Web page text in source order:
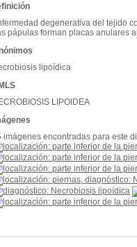
degenerativa del tejido
pápulas forman placas anulares
lipoídica
LIPOIDEA
imágenes encontradas para este